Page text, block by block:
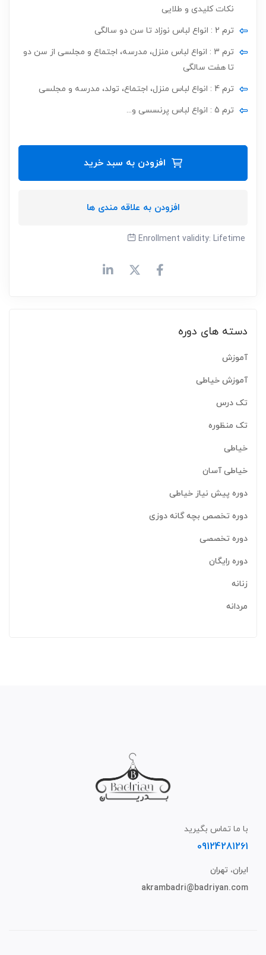
نکات کلیدی و طلایی
ترم 2 : انواع لباس نوزاد تا سن دو سالگی
ترم 3 : انواع لباس منزل، مدرسه، اجتماع و مجلسی از سن دو
تا هفت سالگی
ترم 4 : انواع لباس منزل، اجتماع، تولد، مدرسه و مجلسی
ترم 5 : انواع لباس پرنسسی و...
افزودن به سبد خرید
افزودن به علاقه مندی ها
Enrollment validity: Lifetime
دسته های دوره
آموزش
آموزش خیاطی
تک درس
تک منظوره
خیاطی
خیاطی آسان
دوره پیش نیاز خیاطی
دوره تخصص بچه گانه دوزی
دوره تخصصی
دوره رایگان
زنانه
مردانه
با ما تماس بگیرید
09124281261
ایران، تهران
akrambadri@badriyan.com